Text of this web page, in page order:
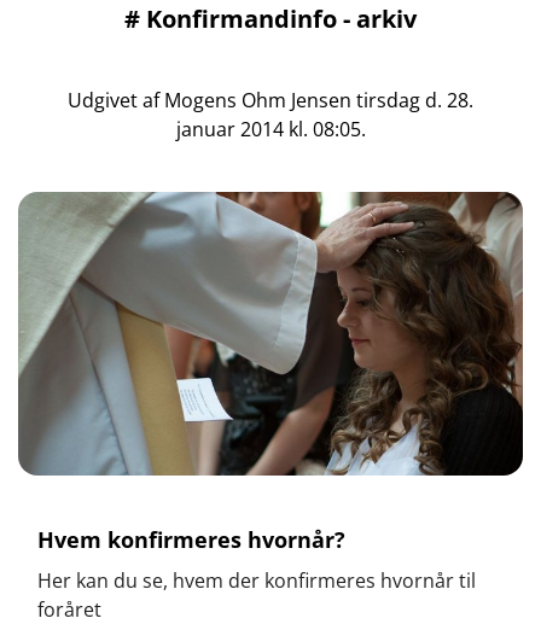
# Konfirmandinfo - arkiv
Udgivet af Mogens Ohm Jensen tirsdag d. 28.
januar 2014 kl. 08:05.
Hvem konfirmeres hvornår?
Her kan du se, hvem der konfirmeres hvornår til
foråret